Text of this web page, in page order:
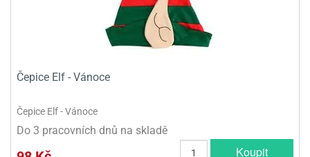
Čepice Elf - Vánoce
Čepice Elf - Vánoce
Do 3 pracovních dnů na skladě
Koupit